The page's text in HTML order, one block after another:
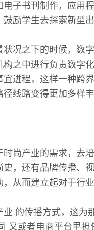
子书刊制作，应用
励学生去探索新型出
况之下的时候，数
之中进行负责数字
进程，这样一种跨
线路变得更加多样丰
尚产业的需求，去
，还有品牌传播、
从而建立起对于行业
的传播方式，这为
又或者电商平台里